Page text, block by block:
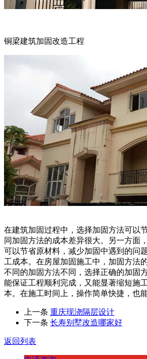
铜梁建筑加固改造工程
在建筑加固过程中，选择加固方法可以
同加固方法的成本差异很大。另一方面
可以节省原材料，减少加固中遇到的问
工成本。在房屋加固施工中，加固方法
不同的加固方法不同，选择正确的加固
能保证工程顺利完成，又能显著缩短施
本。在施工时间上，操作简单快捷，也
上一条 重庆现浇隔层设计
下一条 长寿别墅改造哪家好
返回列表